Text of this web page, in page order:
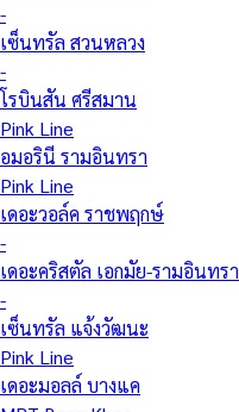
-
เซ็นทรัล สวนหลวง
-
โรบินสัน ศรีสมาน
Pink Line
อมอรินี รามอินทรา
Pink Line
เดอะวอล์ค ราชพฤกษ์
-
เดอะคริสตัล เอกมัย-รามอินทรา
-
เซ็นทรัล แจ้งวัฒนะ
Pink Line
เดอะมอลล์ บางแค